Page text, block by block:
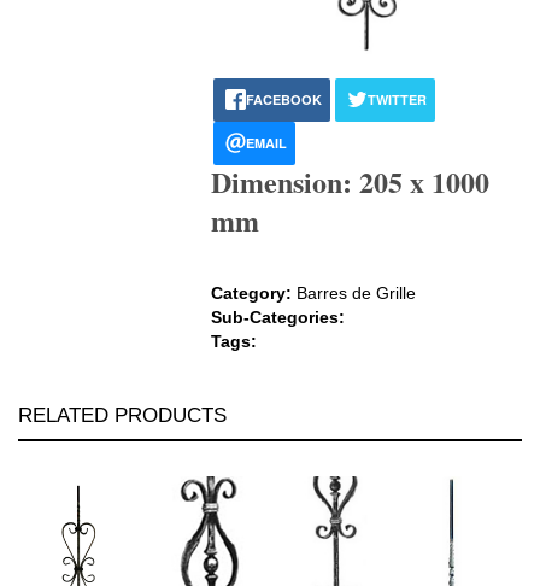
FACEBOOK TWITTER
EMAIL
Dimension: 205 x 1000
mm
Category: Barres de Grille
Sub-Categories:
Tags:
RELATED PRODUCTS